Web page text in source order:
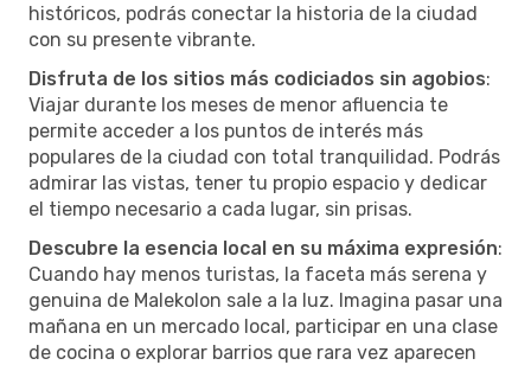
históricos, podrás conectar la historia de la ciudad
con su presente vibrante.
Disfruta de los sitios más codiciados sin agobios:
Viajar durante los meses de menor afluencia te
permite acceder a los puntos de interés más
populares de la ciudad con total tranquilidad. Podrás
admirar las vistas, tener tu propio espacio y dedicar
el tiempo necesario a cada lugar, sin prisas.
Descubre la esencia local en su máxima expresión:
Cuando hay menos turistas, la faceta más serena y
genuina de Malekolon sale a la luz. Imagina pasar una
mañana en un mercado local, participar en una clase
de cocina o explorar barrios que rara vez aparecen